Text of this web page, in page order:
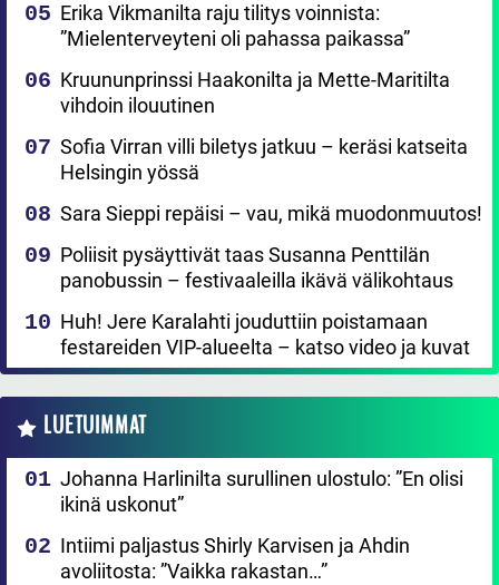
Erika Vikmanilta raju tilitys voinnista:
”Mielenterveyteni oli pahassa paikassa”
Kruununprinssi Haakonilta ja Mette-Maritilta
vihdoin ilouutinen
Sofia Virran villi biletys jatkuu – keräsi katseita
Helsingin yössä
Sara Sieppi repäisi – vau, mikä muodonmuutos!
Poliisit pysäyttivät taas Susanna Penttilän
panobussin – festivaaleilla ikävä välikohtaus
Huh! Jere Karalahti jouduttiin poistamaan
festareiden VIP-alueelta – katso video ja kuvat
LUETUIMMAT
Johanna Harlinilta surullinen ulostulo: ”En olisi
ikinä uskonut”
Intiimi paljastus Shirly Karvisen ja Ahdin
avoliitosta: ”Vaikka rakastan…”